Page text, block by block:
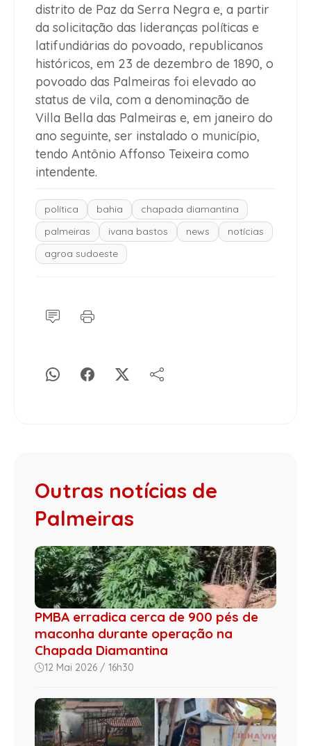
distrito de Paz da Serra Negra e, a partir
da solicitação das lideranças políticas e
latifundiárias do povoado, republicanos
históricos, em 23 de dezembro de 1890, o
povoado das Palmeiras foi elevado ao
status de vila, com a denominação de
Villa Bella das Palmeiras e, em janeiro do
ano seguinte, ser instalado o município,
tendo Antônio Affonso Teixeira como
intendente.
política bahia
chapada diamantina
palmeiras
ivana bastos news
notícias
agroa sudoeste
Outras notícias de
Palmeiras
PMBA erradica cerca de 900 pés de
maconha durante operação na
Chapada Diamantina
12 Mai 2026 / 16h30